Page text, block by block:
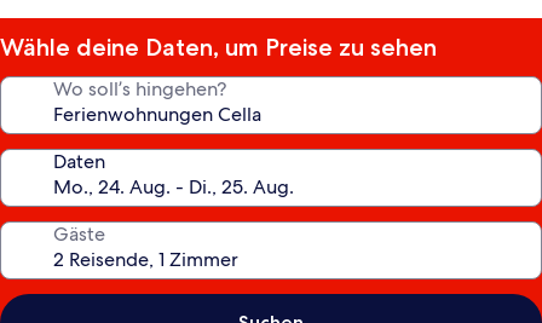
Wähle deine Daten, um Preise zu sehen
Wo soll’s hingehen?
Daten
Gäste